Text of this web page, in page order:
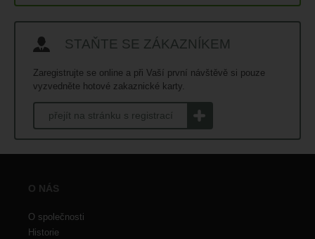
STAŇTE SE ZÁKAZNÍKEM
Zaregistrujte se online a při Vaší první návštěvě si pouze
vyzvedněte hotové zakaznické karty.
přejít na stránku s registrací
O NÁS
O společnosti
Historie